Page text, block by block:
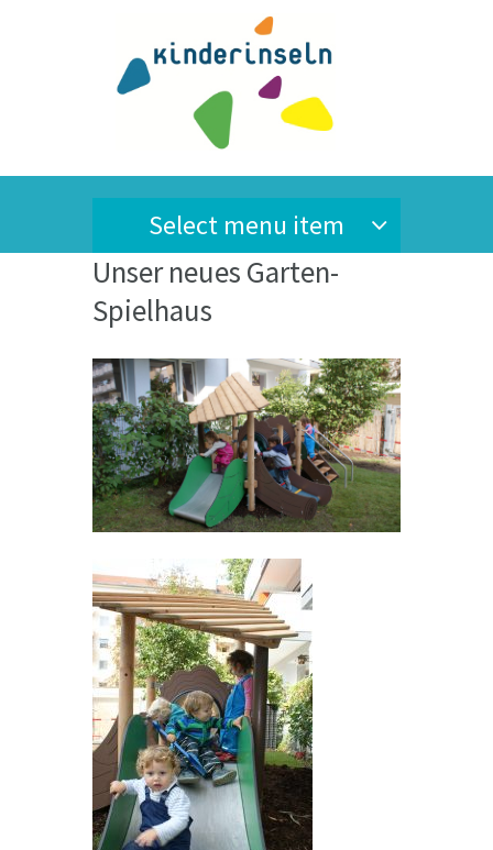
Select menu item
Unser neues Garten-
Spielhaus